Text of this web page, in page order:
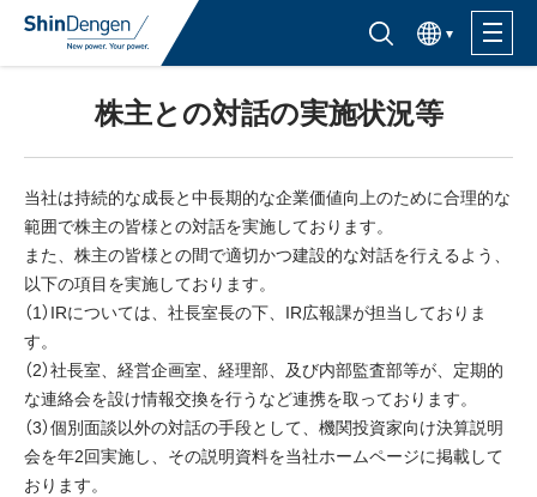
半導体製品検索はこちら
한국어
製品ラインナップ
サポート・サービス
購入窓口
企業情報
サステナビリティ
株主との対話の実施状況等
当社は持続的な成長と中長期的な企業価値向上のために合理的な
範囲で株主の皆様との対話を実施しております。
また、株主の皆様との間で適切かつ建設的な対話を行えるよう、
以下の項目を実施しております。
（1）IRについては、社長室長の下、IR広報課が担当しておりま
す。
（2）社長室、経営企画室、経理部、及び内部監査部等が、定期的
な連絡会を設け情報交換を行うなど連携を取っております。
（3）個別面談以外の対話の手段として、機関投資家向け決算説明
会を年2回実施し、その説明資料を当社ホームページに掲載して
おります。